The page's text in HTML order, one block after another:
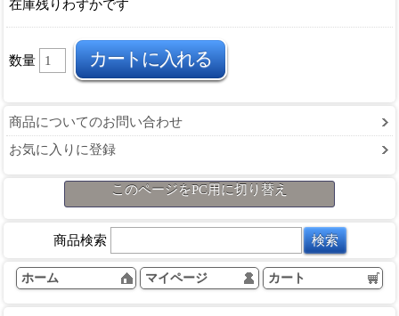
在庫残りわずかです
数量
商品についてのお問い合わせ
お気に入りに登録
このページをPC用に切り替え
商品検索
ホーム マイページ カート